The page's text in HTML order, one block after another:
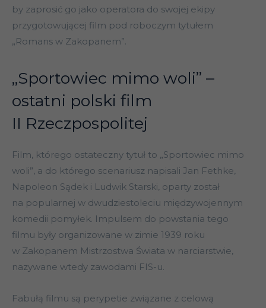
by zaprosić go jako operatora do swojej ekipy
przygotowującej film pod roboczym tytułem
„Romans w Zakopanem”.
„Sportowiec mimo woli” –
ostatni polski film
II Rzeczpospolitej
Film, którego ostateczny tytuł to „Sportowiec mimo
woli”, a do którego scenariusz napisali Jan Fethke,
Napoleon Sądek i Ludwik Starski, oparty został
na popularnej w dwudziestoleciu międzywojennym
komedii pomyłek. Impulsem do powstania tego
filmu były organizowane w zimie 1939 roku
w Zakopanem Mistrzostwa Świata w narciarstwie,
nazywane wtedy zawodami FIS-u.
Fabułą filmu są perypetie związane z celową